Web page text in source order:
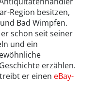
Region besitzen,
Bad Wimpfen.
schon seit seiner
und ein
erzählen.
er einen eBay-